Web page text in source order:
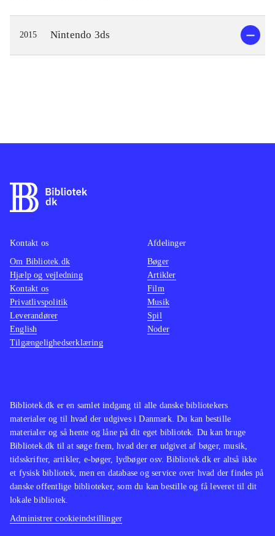
2015 Nintendo 3ds
Bibliotek.dk er en samlet indgang til alle danske bibliotekers
materialer og til hvad der udgives i Danmark. Du kan bestille
materialer og så hente og låne på dit eget bibliotek. Du kan bruge
Bibliotek.dk til at søge frem, hvad der er udgivet af bøger, musik,
tidsskrifter, artikler, e-bøger, lydbøger osv. Bibliotek.dk er altså ikke
et fysisk bibliotek, men en database og service over hvad der findes på
danske offentlige biblioteker, som du kan bestille og få leveret til dit
lokale bibliotek.
Administrer cookieindstillinger
Kontakt os
Om Bibliotek.dk
Hjælp og vejledning
Kontakt os
Privatlivspolitik
Leverandører
English
Tilgængelighedserklæring
Afdelinger
Bøger
Artikler
Film
Musik
Spil
Noder